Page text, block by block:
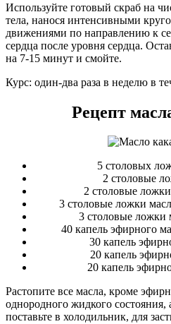
Используйте готовый скраб на
тела, нанося интенсивными
движениями по направлению к
сердца после уровня сердца.
на 7-15 минут и смойте.
Курс: один-два раза в неделю в
Рецепт
5 столовых
2 столовые
2 столовые
3 столовые ложки
3 столовые ложки
40 капель эфирного
30 капель
20 капель
20 капель
Растопите все масла, кроме
однородного жидкого состояния,
поставьте в холодильник, для